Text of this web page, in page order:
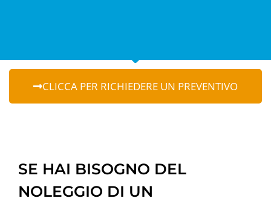
CLICCA PER RICHIEDERE UN PREVENTIVO
SE HAI BISOGNO DEL
NOLEGGIO DI UN